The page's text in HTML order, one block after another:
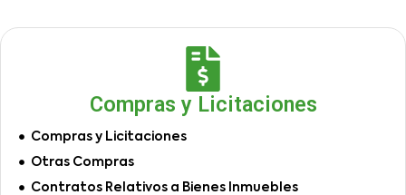
Compras y Licitaciones
Compras y Licitaciones
Otras Compras
Contratos Relativos a Bienes Inmuebles